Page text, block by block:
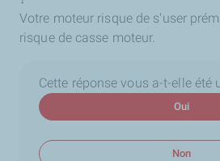
Votre moteur risque de s'user
risque de casse moteur.
Cette réponse vous a-t-elle été
Oui
Non